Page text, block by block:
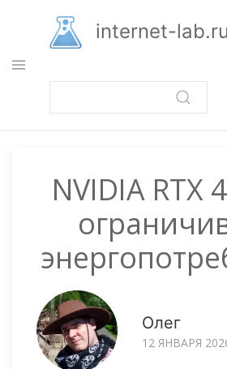
основному
содержанию
internet-lab.ru
NVIDIA RTX
Олег
12 ЯНВАРЯ